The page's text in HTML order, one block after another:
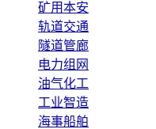
矿用本安
轨道交通
隧道管廊
电力组网
油气化工
工业智造
海事船舶